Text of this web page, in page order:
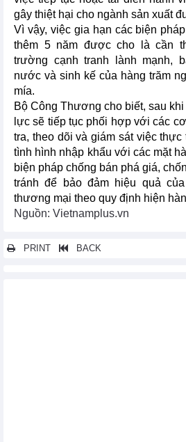
gây thiệt hại cho ngành sản xuất
Vì vậy, việc gia hạn các biện
thêm 5 năm được cho là cần
trường cạnh tranh lành mạnh,
nước và sinh kế của hàng trăm
mía.
Bộ Công Thương cho biết, sau
lực sẽ tiếp tục phối hợp với các
tra, theo dõi và giám sát việc
tình hình nhập khẩu với các mặt
biện pháp chống bán phá giá,
tránh để bảo đảm hiệu quả
thương mại theo quy định hiện
Nguồn: Vietnamplus.vn
PRINT BACK